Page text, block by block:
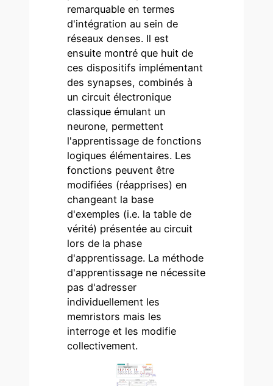
remarquable en termes
d'intégration au sein de
réseaux denses. Il est
ensuite montré que huit de
ces dispositifs implémentant
des synapses, combinés à
un circuit électronique
classique émulant un
neurone, permettent
l'apprentissage de fonctions
logiques élémentaires. Les
fonctions peuvent être
modifiées (réapprises) en
changeant la base
d'exemples (i.e. la table de
vérité) présentée au circuit
lors de la phase
d'apprentissage. La méthode
d'apprentissage ne nécessite
pas d'adresser
individuellement les
memristors mais les
interroge et les modifie
collectivement.